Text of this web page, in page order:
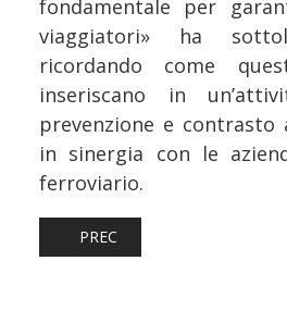
fondamentale per
viaggiatori» ha
ricordando come
inseriscano in
prevenzione e
in sinergia con le
ferroviario.
ARTICOLO PRECEDENTE:
PREC